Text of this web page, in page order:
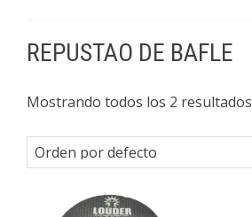
REPUSTAO DE BAFLE
Mostrando todos los 2 resultados